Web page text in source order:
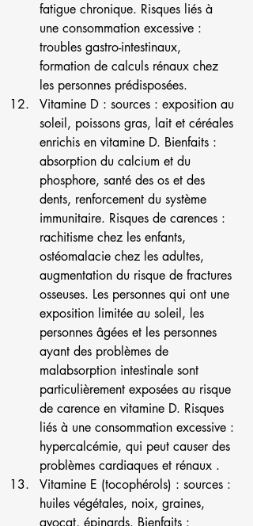
fatigue chronique. Risques liés à
une consommation excessive :
troubles gastro-intestinaux,
formation de calculs rénaux chez
les personnes prédisposées.
Vitamine D : sources : exposition au
soleil, poissons gras, lait et céréales
enrichis en vitamine D. Bienfaits :
absorption du calcium et du
phosphore, santé des os et des
dents, renforcement du système
immunitaire. Risques de carences :
rachitisme chez les enfants,
ostéomalacie chez les adultes,
augmentation du risque de fractures
osseuses. Les personnes qui ont une
exposition limitée au soleil, les
personnes âgées et les personnes
ayant des problèmes de
malabsorption intestinale sont
particulièrement exposées au risque
de carence en vitamine D. Risques
liés à une consommation excessive :
hypercalcémie, qui peut causer des
problèmes cardiaques et rénaux .
Vitamine E (tocophérols) : sources :
huiles végétales, noix, graines,
avocat, épinards. Bienfaits :